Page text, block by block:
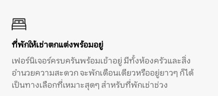
ที่พักให้เช่าตกแต่งพร้อมอยู่
เฟอร์นิเจอร์ครบครันพร้อมเข้าอยู่ มีทั้งห้องครัวและสิ่ง
อำนวยความสะดวก จะพักเดือนเดียวหรืออยู่ยาวๆ ก็ได้
เป็นทางเลือกที่เหมาะสุดๆ สำหรับที่พักเช่าช่วง